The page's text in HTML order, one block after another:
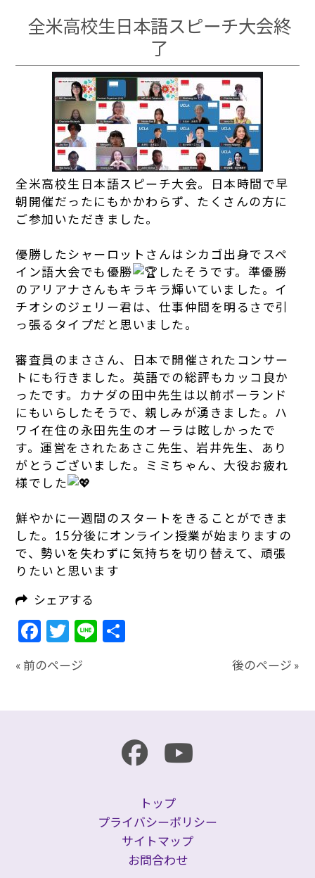
全米高校生日本語スピーチ大会終
了
全米高校生日本語スピーチ大会。日本時間で早
朝開催だったにもかかわらず、たくさんの方に
ご参加いただきました。
優勝したシャーロットさんはシカゴ出身でスペ
イン語大会でも優勝
したそうです。準優勝
のアリアナさんもキラキラ輝いていました。イ
チオシのジェリー君は、仕事仲間を明るさで引
っ張るタイプだと思いました。
審査員のまささん、日本で開催されたコンサー
トにも行きました。英語での総評もカッコ良か
ったです。カナダの田中先生は以前ポーランド
にもいらしたそうで、親しみが湧きました。ハ
ワイ在住の永田先生のオーラは眩しかったで
す。運営をされたあさこ先生、岩井先生、あり
がとうございました。ミミちゃん、大役お疲れ
様でした
鮮やかに一週間のスタートをきることができま
した。15分後にオンライン授業が始まりますの
で、勢いを失わずに気持ちを切り替えて、頑張
りたいと思います
シェアする
Facebook
Twitter
Line
« 前のページ 後のページ »
トップ
プライバシーポリシー
サイトマップ
お問合わせ